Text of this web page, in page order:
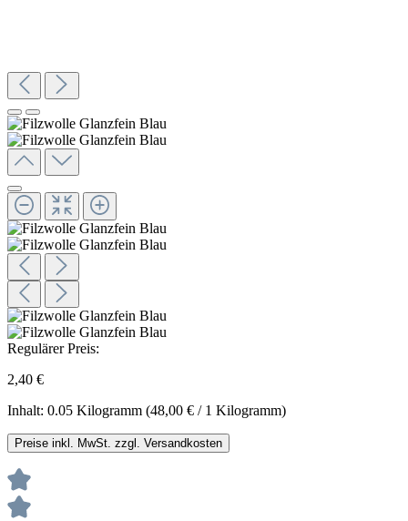
Regulärer Preis:
2,40 €
Inhalt: 0.05 Kilogramm (48,00 € / 1 Kilogramm)
Preise inkl. MwSt. zzgl. Versandkosten